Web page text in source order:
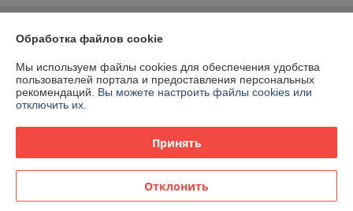
Информация для покупателя
Юридическое лицо:ООО «Ракурсбай»
220100, г. Минск, ул. Кульман, д. 9, пом. 163-11
Регистрационный номер ЕГР: 193291598
УНП: 193291598
Регистрационный орган: Мингорисполком
Дата регистрации компании: 05.08.2019
Ссылка на свидетельство/лицензию
Обработка файлов cookie
Мы используем файлы cookies для обеспечения удобства
пользователей портала и предоставления персональных
рекомендаций. Вы можете настроить файлы cookies или
отключить их.
Принять
Отклонить